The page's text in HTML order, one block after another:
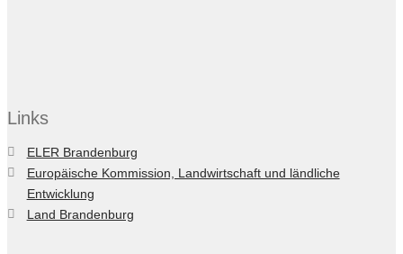
Links
ELER Brandenburg
Europäische Kommission, Landwirtschaft und ländliche
Entwicklung
Land Brandenburg